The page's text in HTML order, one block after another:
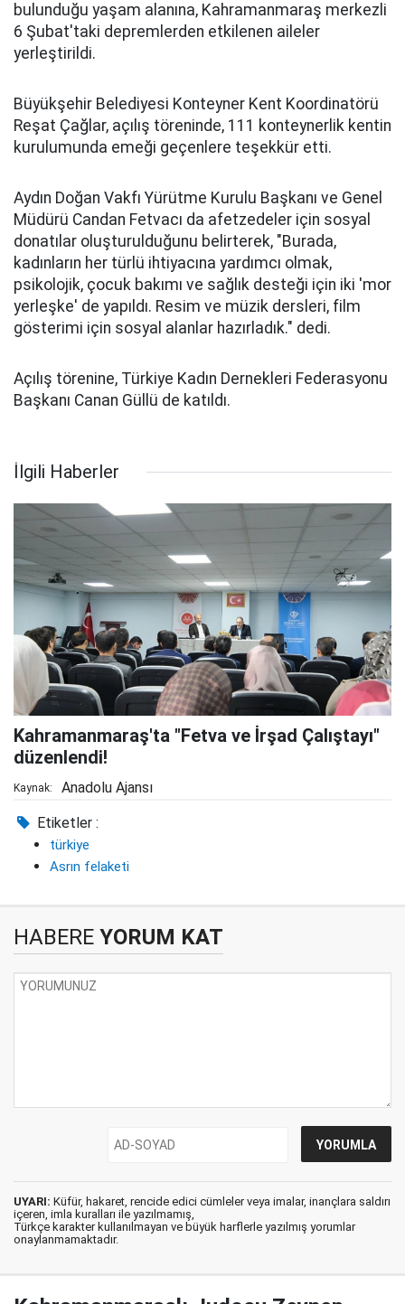
bulunduğu yaşam alanına, Kahramanmaraş merkezli
6 Şubat'taki depremlerden etkilenen aileler
yerleştirildi.
Büyükşehir Belediyesi Konteyner Kent Koordinatörü
Reşat Çağlar, açılış töreninde, 111 konteynerlik kentin
kurulumunda emeği geçenlere teşekkür etti.
Aydın Doğan Vakfı Yürütme Kurulu Başkanı ve Genel
Müdürü Candan Fetvacı da afetzedeler için sosyal
donatılar oluşturulduğunu belirterek, "Burada,
kadınların her türlü ihtiyacına yardımcı olmak,
psikolojik, çocuk bakımı ve sağlık desteği için iki 'mor
yerleşke' de yapıldı. Resim ve müzik dersleri, film
gösterimi için sosyal alanlar hazırladık." dedi.
Açılış törenine, Türkiye Kadın Dernekleri Federasyonu
Başkanı Canan Güllü de katıldı.
İlgili Haberler
Kahramanmaraş'ta "Fetva ve İrşad Çalıştayı"
düzenlendi!
Kaynak: Anadolu Ajansı
Etiketler :
türkiye
Asrın felaketi
HABERE YORUM KAT
UYARI: Küfür, hakaret, rencide edici cümleler veya imalar, inançlara saldırı
içeren, imla kuralları ile yazılmamış,
Türkçe karakter kullanılmayan ve büyük harflerle yazılmış yorumlar
onaylanmamaktadır.